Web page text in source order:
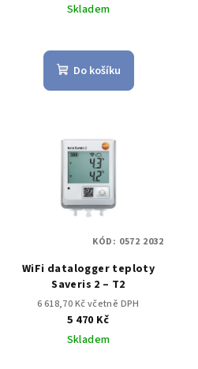
Skladem
Do košíku
WiFi datalogger teploty
Saveris 2 – T2
6 618,70 Kč včetně DPH
5 470 Kč
Skladem
KÓD: 0572 2032